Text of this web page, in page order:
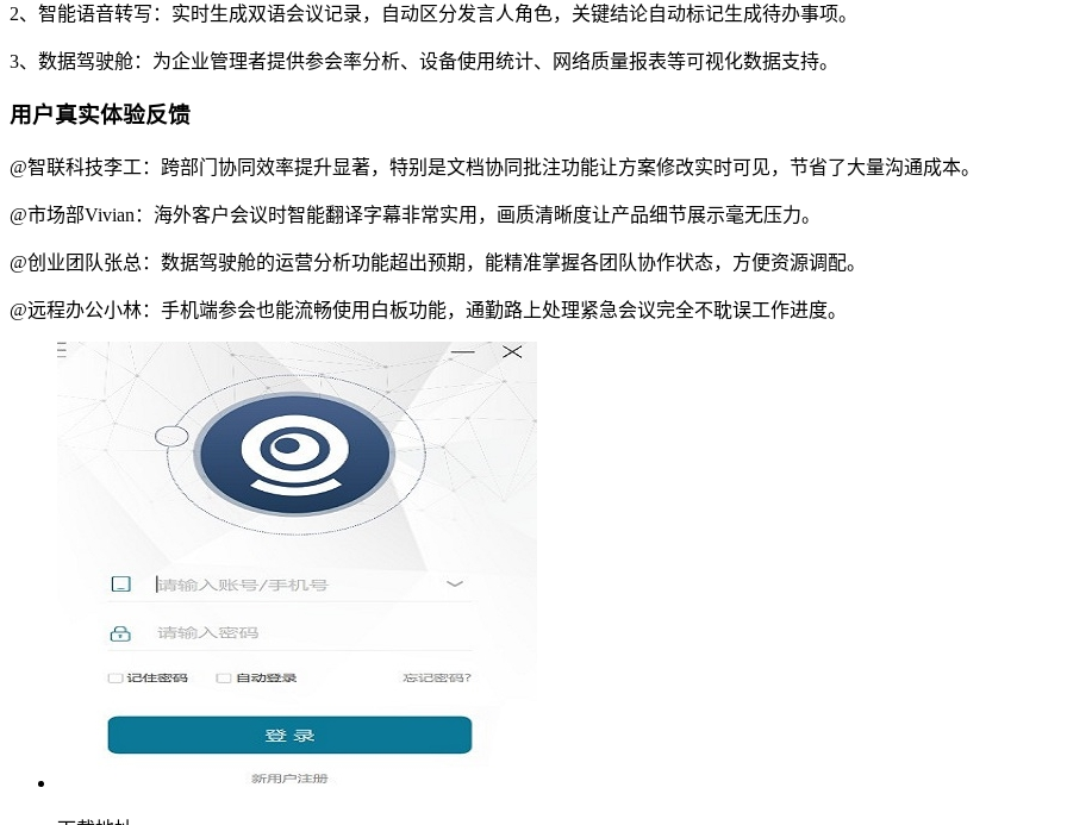
2、智能语音转写：实时生成双语会议记录，自动区分发言人角色，关键结论自动标记生成待办事项。
3、数据驾驶舱：为企业管理者提供参会率分析、设备使用统计、网络质量报表等可视化数据支持。
用户真实体验反馈
@智联科技李工：跨部门协同效率提升显著，特别是文档协同批注功能让方案修改实时可见，节省了大量沟通成本。
@市场部Vivian：海外客户会议时智能翻译字幕非常实用，画质清晰度让产品细节展示毫无压力。
@创业团队张总：数据驾驶舱的运营分析功能超出预期，能精准掌握各团队协作状态，方便资源调配。
@远程办公小林：手机端参会也能流畅使用白板功能，通勤路上处理紧急会议完全不耽误工作进度。